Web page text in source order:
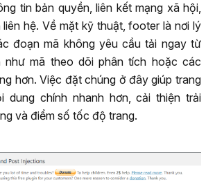
tin bản quyền, liên kết mạng xã hội,
hệ. Về mặt kỹ thuật, footer là nơi lý
đoạn mã không yêu cầu tải ngay từ
như mã theo dõi phân tích hoặc các
hơn. Việc đặt chúng ở đây giúp trang
dung chính nhanh hơn, cải thiện trải
và điểm số tốc độ trang.